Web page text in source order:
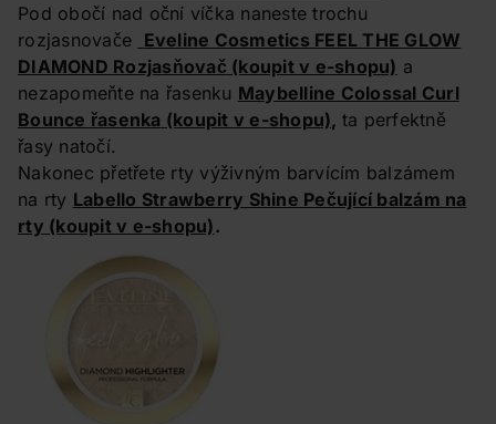
Pod obočí nad oční víčka naneste trochu
rozjasnovače Eveline Cosmetics FEEL THE GLOW
DIAMOND Rozjasňovač (koupit v e-shopu) a
nezapomeňte na řasenku Maybelline Colossal Curl
Bounce řasenka (koupit v e-shopu), ta perfektně
řasy natočí.
Nakonec přetřete rty výživným barvícím balzámem
na rty Labello Strawberry Shine Pečující balzám na
rty (koupit v e-shopu).